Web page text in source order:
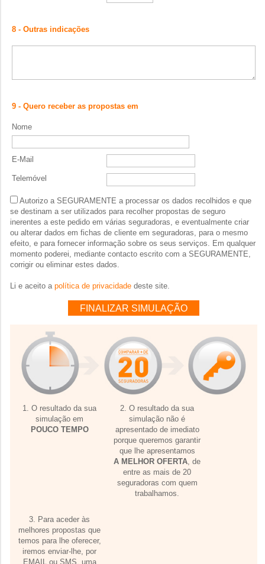
8 - Outras indicações
9 - Quero receber as propostas em
Nome
E-Mail
Telemóvel
Autorizo a SEGURAMENTE a processar os dados recolhidos e que
se destinam a ser utilizados para recolher propostas de seguro
inerentes a este pedido em várias seguradoras, e eventualmente criar
ou alterar dados em fichas de cliente em seguradoras, para o mesmo
efeito, e para fornecer informação sobre os seus serviços. Em qualquer
momento poderei, mediante contacto escrito com a SEGURAMENTE,
corrigir ou eliminar estes dados.
Li e aceito a política de privacidade deste site.
FINALIZAR SIMULAÇÃO
1. O resultado da sua
simulação em
POUCO TEMPO
2. O resultado da sua
simulação não é
apresentado de imediato
porque queremos garantir
que lhe apresentamos
A MELHOR OFERTA , de
entre as mais de 20
seguradoras com quem
trabalhamos.
3. Para aceder às
melhores propostas que
temos para lhe oferecer,
iremos enviar-lhe, por
EMAIL ou SMS, uma